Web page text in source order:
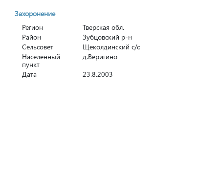
Захоронение
Регион
Тверская обл.
Район
Зубцовский р-н
Сельсовет
Щеколдинский с/с
Населенный
пункт
д.Веригино
Дата
23.8.2003